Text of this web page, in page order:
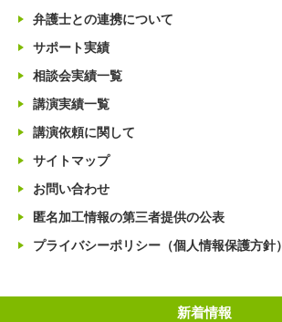
弁護士との連携について
サポート実績
相談会実績一覧
講演実績一覧
講演依頼に関して
サイトマップ
お問い合わせ
匿名加工情報の第三者提供の公表
プライバシーポリシー（個人情報保護方針）
新着情報